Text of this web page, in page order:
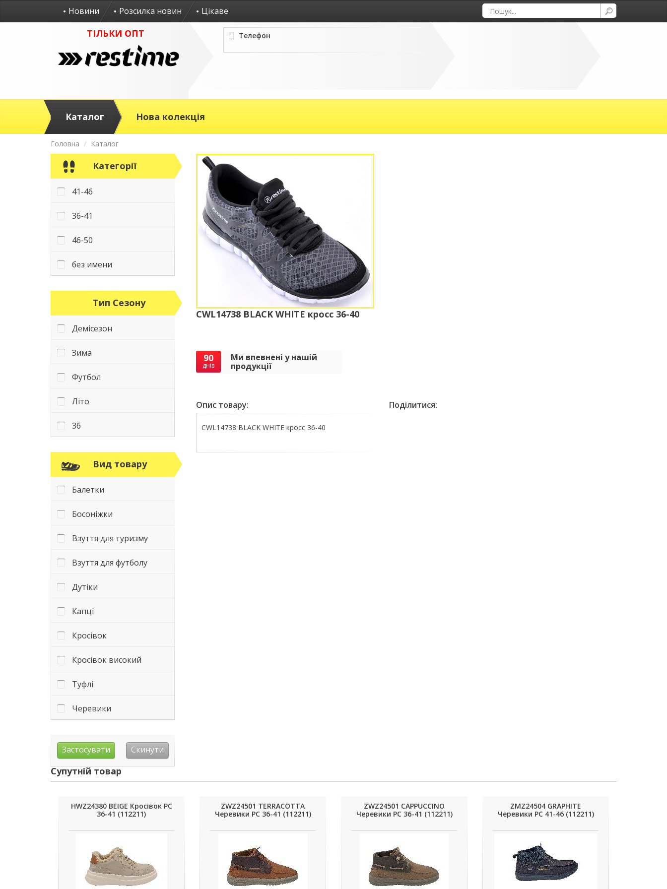
Новини Розсилка новин Цікаве
ТІЛЬКИ ОПТ Телефон
Каталог Нова колекція
Головна Каталог
Категорії
41-46
36-41
46-50
без имени
Тип Сезону
Демісезон
Зима
Футбол
Літо
36
Вид товару
Балетки
Босоніжки
Взуття для туризму
Взуття для футболу
Дутіки
Капці
Кросівок
Кросівок високий
Туфлі
Черевики
CWL14738 BLACK WHITE кросс 36-40
90
днів
Ми впевнені у нашій
продукції
Опис товару:
CWL14738 BLACK WHITE кросс 36-40
Поділитися:
Супутній товар
HWZ24380 BEIGE Кросівок РС
36-41 (112211)
ZWZ24501 TERRACOTTA
Черевики РС 36-41 (112211)
ZWZ24501 CAPPUCCINO
Черевики РС 36-41 (112211)
ZMZ24504 GRAPHITE
Черевики РС 41-46 (112211)